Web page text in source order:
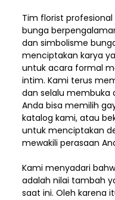
Tim florist
bunga
dan simbolisme
menciptakan karya
untuk acara formal
intim. Kami terus
dan selalu membuka
Anda bisa memilih
katalog kami, atau
untuk menciptakan
mewakili perasaan
Kami menyadari
adalah nilai tambah
saat ini. Oleh karena